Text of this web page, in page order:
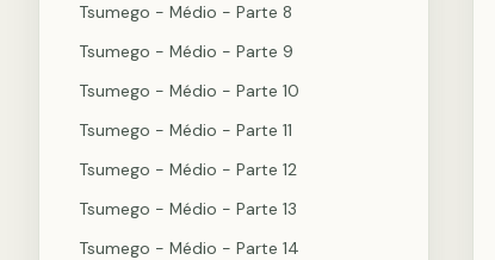
Tsumego - Médio - Parte 8
Tsumego - Médio - Parte 9
Tsumego - Médio - Parte 10
Tsumego - Médio - Parte 11
Tsumego - Médio - Parte 12
Tsumego - Médio - Parte 13
Tsumego - Médio - Parte 14